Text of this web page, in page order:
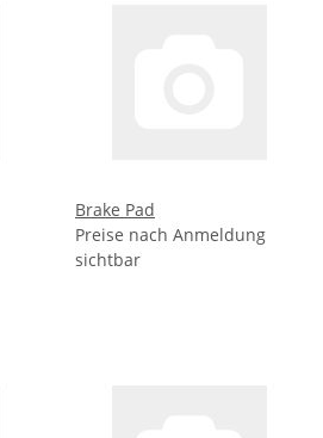
Brake Pad
Preise nach Anmeldung
sichtbar